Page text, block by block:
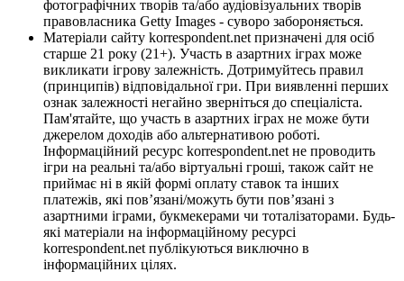
фотографічних творів та/або аудіовізуальних творів
правовласника Getty Images - суворо забороняється.
Матеріали сайту korrespondent.net призначені для осіб
старше 21 року (21+). Участь в азартних іграх може
викликати ігрову залежність. Дотримуйтесь правил
(принципів) відповідальної гри. При виявленні перших
ознак залежності негайно зверніться до спеціаліста.
Пам'ятайте, що участь в азартних іграх не може бути
джерелом доходів або альтернативою роботі.
Інформаційний ресурс korrespondent.net не проводить
ігри на реальні та/або віртуальні гроші, також сайт не
приймає ні в якій формі оплату ставок та інших
платежів, які пов’язані/можуть бути пов’язані з
азартними іграми, букмекерами чи тоталізаторами. Будь-
які матеріали на інформаційному ресурсі
korrespondent.net публікуються виключно в
інформаційних цілях.